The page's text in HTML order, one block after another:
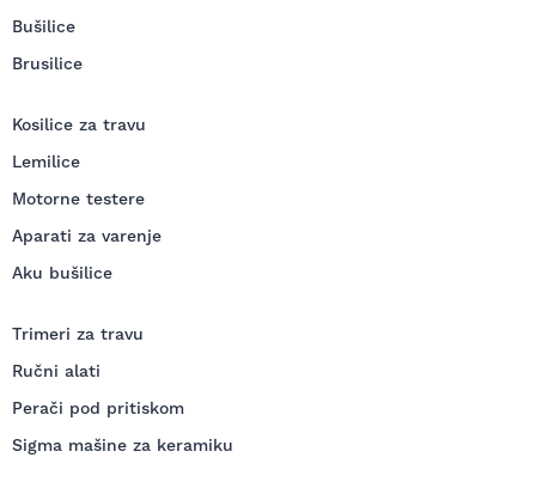
Bušilice
Brusilice
Kosilice za travu
Lemilice
Motorne testere
Aparati za varenje
Aku bušilice
Trimeri za travu
Ručni alati
Perači pod pritiskom
Sigma mašine za keramiku